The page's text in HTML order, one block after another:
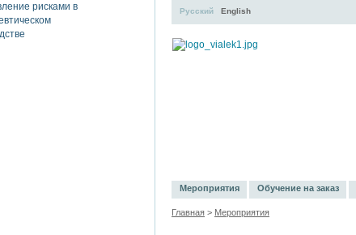
Русский English
Мероприятия Обучение на заказ
Главная > Мероприятия